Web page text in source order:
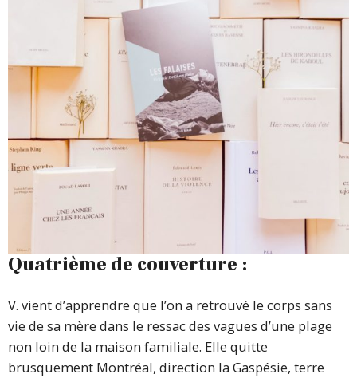
Quatrième de couverture :
V. vient d’apprendre que l’on a retrouvé le corps sans
vie de sa mère dans le ressac des vagues d’une plage
non loin de la maison familiale. Elle quitte
brusquement Montréal, direction la Gaspésie, terre